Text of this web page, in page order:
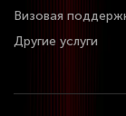
Визовая
Другие услуги